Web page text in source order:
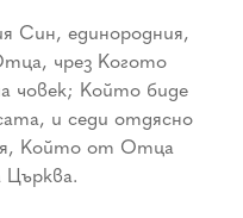
Син, единородния,
чрез Когото
човек; Който биде
и седи отдясно
Който от Отца
Църква.